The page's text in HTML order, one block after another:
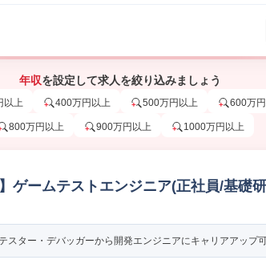
年収を設定して求人を絞り込みましょう
以上 400万円以上 500万円以上 600万
800万円以上 900万円以上 1000万円以上
ゲームテストエンジニア(正社員/基礎
ター・デバッガーから開発エンジニアにキャリアアップ